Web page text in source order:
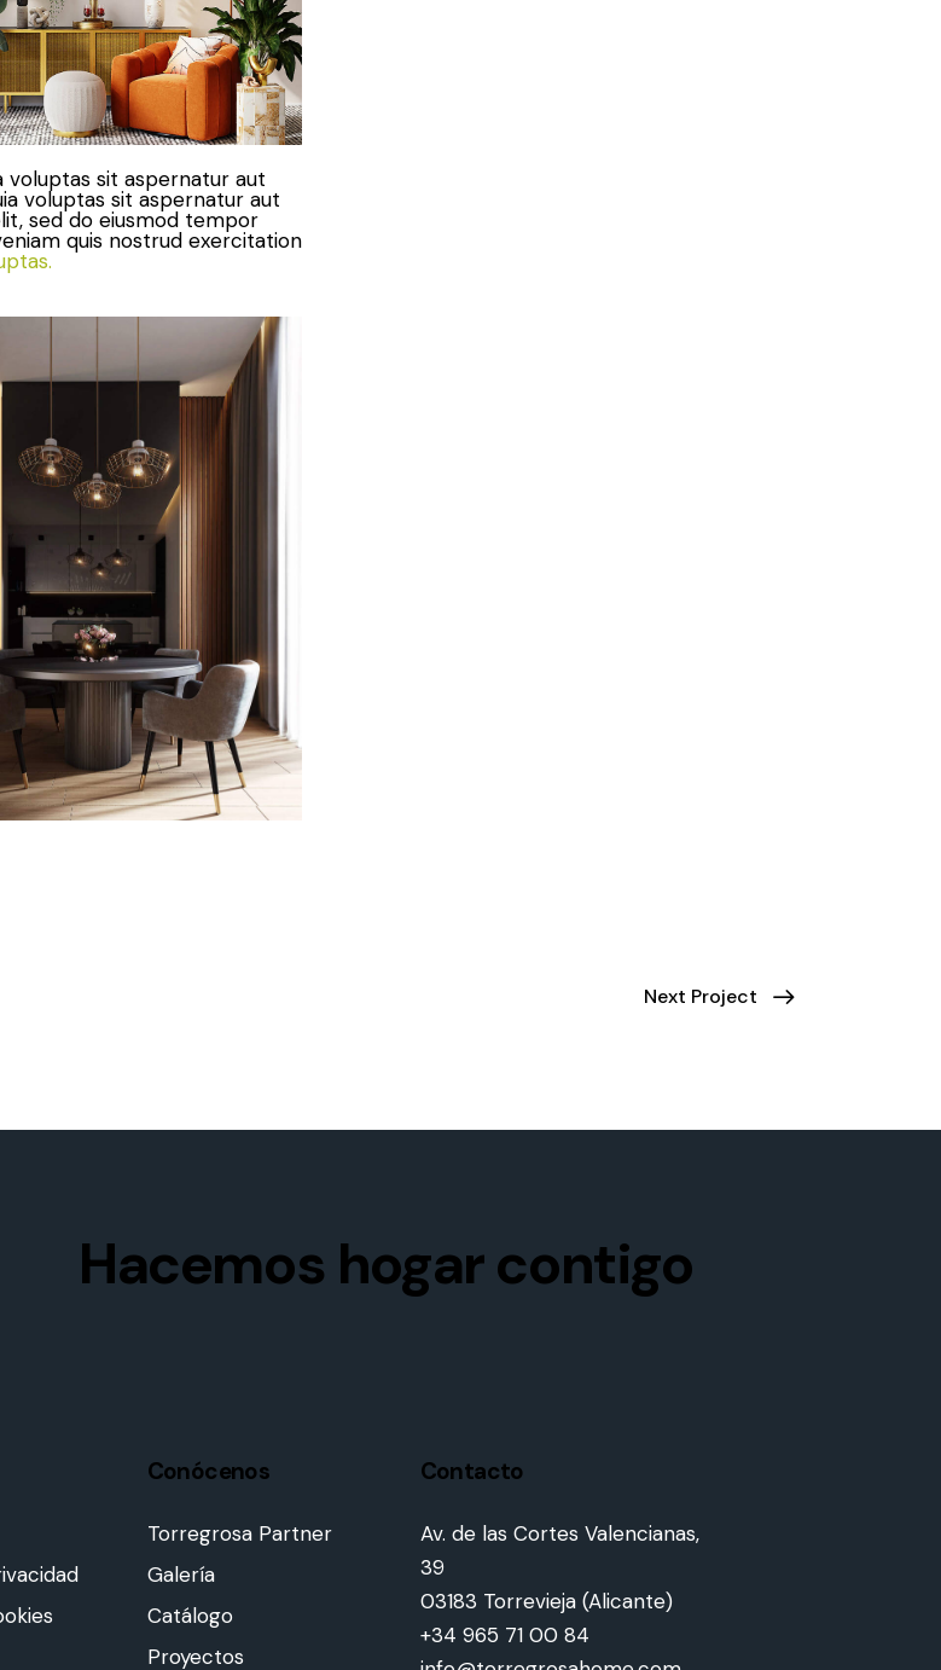
voluptas sit aspernatur aut
voluptas sit aspernatur aut
sed do eiusmod tempor
quis nostrud exercitation
Next Project
Hacemos hogar contigo
Conócenos
Torregrosa Partner
Galería
Catálogo
Proyectos
Contacto
Av. de las Cortes Valencianas,
39
03183 Torrevieja (Alicante)
+34 965 71 00 84